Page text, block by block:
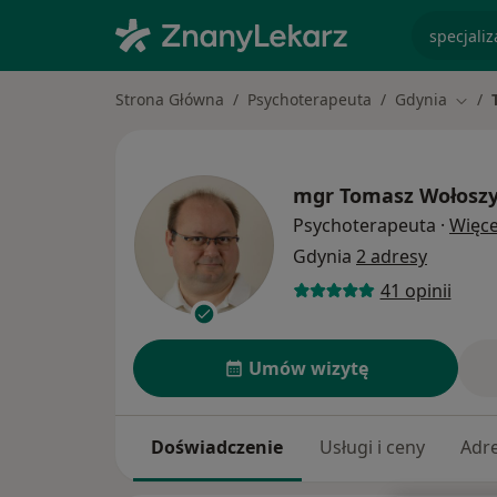
Strona Główna Psychoterapeuta Gdynia
mgr Tomasz
Psychoterapeuta ·
Gdynia 2 adresy
41 opinii
Umów wizytę
Doświadczenie Usługi i ceny